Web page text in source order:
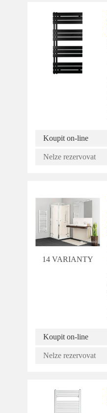
Koupit on-line
Nelze rezervovat
14 VARIANTY
Koupit on-line
Nelze rezervovat